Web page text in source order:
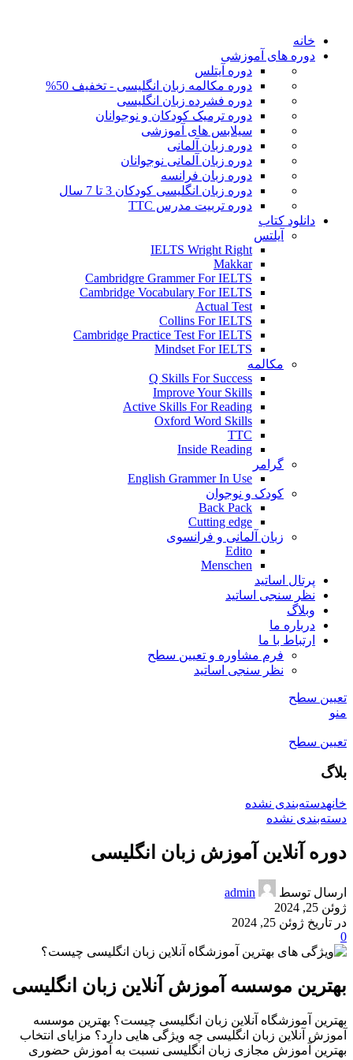
خانه
دوره های آموزشی
دوره آیتلس
دوره مکالمه زبان انگلیسی - تخفیف 50%
دوره فشرده زبان انگلیسی
دوره ترمیک کودکان و نوجوانان
سیلابس های آموزشی
دوره زبان آلمانی
دوره زبان آلمانی نوجوانان
دوره زبان فرانسه
دوره زبان انگلیسی کودکان 3 تا 7 سال
دوره تربیت مدرس TTC
دانلود کتاب
آیلتس
IELTS Wright Right
Makkar
Cambridgre Grammer For IELTS
Cambridge Vocabulary For IELTS
Actual Test
Collins For IELTS
Cambridge Practice Test For IELTS
Mindset For IELTS
مکالمه
Q Skills For Success
Improve Your Skills
Active Skills For Reading
Oxford Word Skills
TTC
Inside Reading
گرامر
English Grammer In Use
کودک و نوجوان
Back Pack
Cutting edge
زبان آلمانی و فرانسوی
Edito
Menschen
پرتال اساتید
نظر سنجی اساتید
وبلاگ
درباره ما
ارتباط با ما
فرم مشاوره و تعیین سطح
نظر سنجی اساتید
تعیین سطح
منو
تعیین سطح
بلاگ
خانهدسته‌بندی نشده
دسته‌بندی نشده
دوره آنلاین آموزش زبان انگلیسی
ارسال توسط
admin
ژوئن 25, 2024
در تاریخ ژوئن 25, 2024
0
بهترین موسسه آموزش آنلاین زبان انگلیسی
بهترین آموزشگاه آنلاین زبان انگلیسی چیست؟ بهترین موسسه
آموزش آنلاین زبان انگلیسی چه ویژگی هایی دارد؟ مزایای انتخاب
بهترین آموزش مجازی زبان انگلیسی نسبت به آموزش حضوری